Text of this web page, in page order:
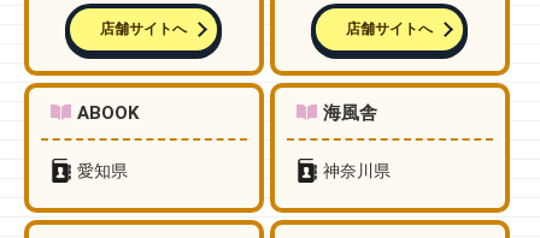
店舗サイトへ 店舗サイトへ
ABOOK
愛知県
海風舎
神奈川県